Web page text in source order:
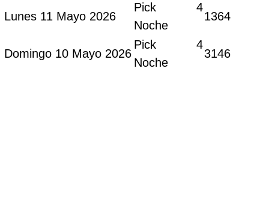
Lunes 11 Mayo 2026
Pick 4
Noche
1364
Domingo 10 Mayo 2026
Pick 4
Noche
3146